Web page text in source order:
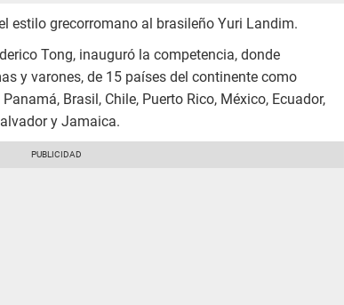
estilo grecorromano al brasileño Yuri Landim.
Tong, inauguró la competencia, donde
y varones, de 15 países del continente como
Brasil, Chile, Puerto Rico, México, Ecuador,
y Jamaica.